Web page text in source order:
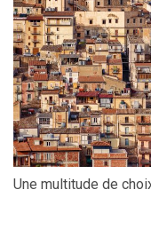
Une multitude de